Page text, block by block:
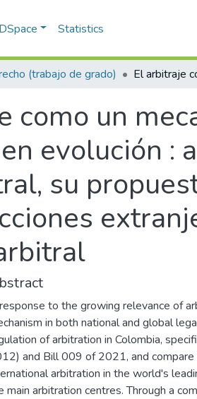
Statistics
(trabajo de grado)
como un
evolución :
su
to the growing relevance of
in both national and global
of arbitration in Colombia,
and Bill 009 of 2021, and
arbitration in the world's
main arbitration centres. Through a